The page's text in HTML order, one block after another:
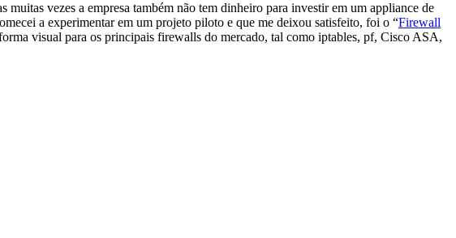
vezes a empresa também não tem dinheiro para investir em um appliance de
a experimentar em um projeto piloto e que me deixou satisfeito, foi o “Firewall
visual para os principais firewalls do mercado, tal como iptables, pf, Cisco ASA,